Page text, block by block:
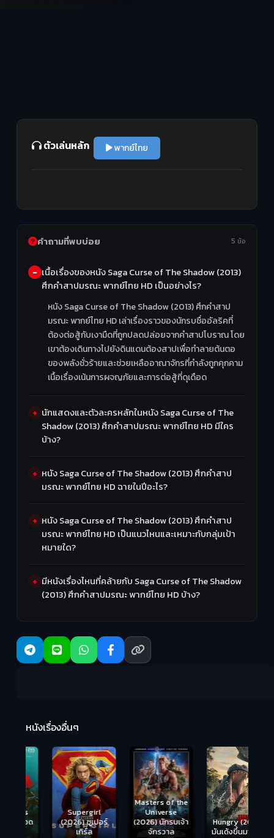
ตัวเล่นหลัก พากย์ไทย
คำถามที่พบบ่อย 5 ข้อ
เนื้อเรื่องของหนัง Saga Curse of The Shadow (2013)
ศึกคำสาปมรณะ พากย์ไทย HD เป็นอย่างไร?
หนัง Saga Curse of The Shadow (2013) ศึกคำสาป
มรณะ พากย์ไทย HD เล่าเรื่องราวของนักรบชื่ออัลริคที่
ต้องต่อสู้กับเงามืดที่ถูกปลดปล่อยจากคำสาปโบราณ โดย
เขาต้องเดินทางไปยังดินแดนต้องสาปเพื่อทำลายต้นตอ
ของพลังชั่วร้ายและช่วยเหลืออาณาจักรที่กำลังถูกคุกคาม
เนื้อเรื่องเน้นการผจญภัยและการต่อสู้ที่ดุเดือด
นักแสดงและตัวละครหลักในหนัง Saga Curse of The
Shadow (2013) ศึกคำสาปมรณะ พากย์ไทย HD มีใคร
บ้าง?
หนัง Saga Curse of The Shadow (2013) ศึกคำสาป
มรณะ พากย์ไทย HD ฉายในปีอะไร?
หนัง Saga Curse of The Shadow (2013) ศึกคำสาป
มรณะ พากย์ไทย HD เป็นแนวไหนและเหมาะกับกลุ่มเป้า
หมายใด?
มีหนังเรื่องไหนที่คล้ายกับ Saga Curse of The Shadow
(2013) ศึกคำสาปมรณะ พากย์ไทย HD บ้าง?
หนังเรื่องอื่นๆ
Supergirl
(2026) ซูเปอร์
เกิร์ล
Masters of the
Universe
(2026) นักรบเจ้า
จักรวาล
Hungry (2026)
มันเด้งขึ้นมาแดก